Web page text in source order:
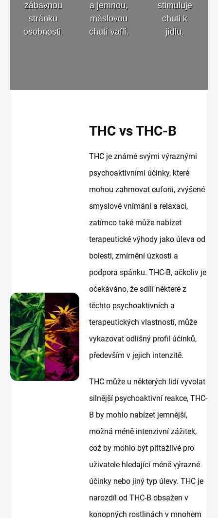
zábavnou
stránku
osobnosti.
a jemnou,
máslovou
chutí vaflí.
stimuluje
chuti k
jídlu.
THC vs THC-B
THC je známé svými výraznými
psychoaktivními účinky, které
mohou zahrnovat euforii, zvýšené
smyslové vnímání a relaxaci,
zatímco také může nabízet
terapeutické výhody jako úleva od
bolesti, zmírnění úzkosti a
podpora spánku. THC-B, ačkoliv je
očekáváno, že sdílí některé z
těchto psychoaktivních a
terapeutických vlastností, může
vykazovat odlišný profil účinků,
především v jejich intenzitě.
THC může u některých lidí vyvolat
silnější psychoaktivní reakce, THC-
B by mohlo nabízet jemnější,
možná méně intenzivní zážitek,
což by mohlo být přitažlivé pro
uživatele hledající méně výrazné
účinky nebo jiný typ úlevy. THC je
narozdíl od THC-B obsažen v
konopných rostlinách v mnohem